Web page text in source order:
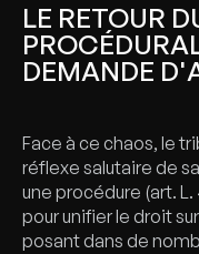
LE RETOUR
DEMANDE
Face à ce chaos, le
réflexe salutaire de
une procédure (art.
pour unifier le droit
posant dans de